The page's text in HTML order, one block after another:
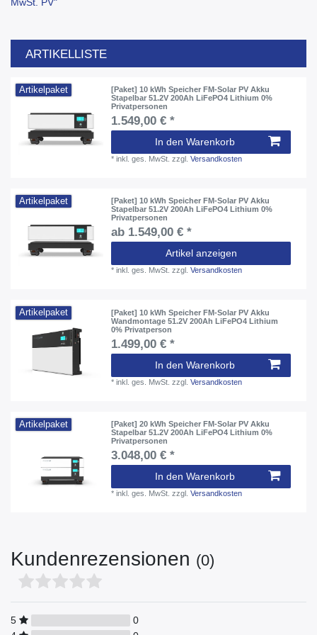
ARTIKELLISTE
Artikelpaket
[Paket] 10 kWh Speicher FM-Solar PV Akku
Stapelbar 51.2V 200Ah LiFePO4 Lithium 0%
Privatpersonen
1.549,00 € *
In den Warenkorb
*inkl. ges. MwSt. zzgl.Versandkosten
Artikelpaket
[Paket] 10 kWh Speicher FM-Solar PV Akku
Stapelbar 51.2V 200Ah LiFePO4 Lithium 0%
Privatpersonen
ab 1.549,00 € *
Artikel anzeigen
*inkl. ges. MwSt. zzgl.Versandkosten
Artikelpaket
[Paket] 10 kWh Speicher FM-Solar PV Akku
Wandmontage 51.2V 200Ah LiFePO4 Lithium
0% Privatperson
1.499,00 € *
In den Warenkorb
*inkl. ges. MwSt. zzgl.Versandkosten
Artikelpaket
[Paket] 20 kWh Speicher FM-Solar PV Akku
Stapelbar 51.2V 200Ah LiFePO4 Lithium 0%
Privatpersonen
3.048,00 € *
In den Warenkorb
*inkl. ges. MwSt. zzgl.Versandkosten
Kundenrezensionen (0)
5
0